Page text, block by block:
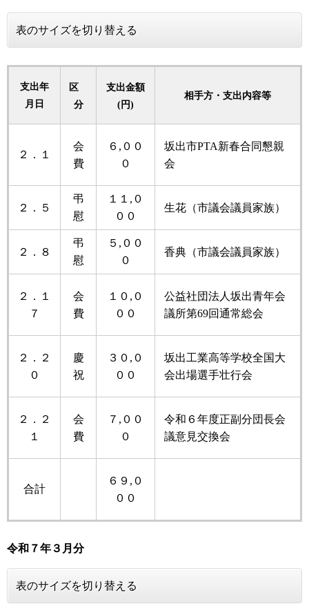
表のサイズを切り替える
支出年
月日
区
分
支出金額
(円)
相手方・支出内容等
２．１
会
費
６,００
０
坂出市PTA新春合同懇親
会
２．５
弔
慰
１１,０
００
生花（市議会議員家族）
２．８
弔
慰
５,００
０
香典（市議会議員家族）
２．１
７
会
費
１０,０
００
公益社団法人坂出青年会
議所第69回通常総会
２．２
０
慶
祝
３０,０
００
坂出工業高等学校全国大
会出場選手壮行会
２．２
１
会
費
７,００
０
令和６年度正副分団長会
議意見交換会
合計
６９,０
００
令和７年 ３月分
表のサイズを切り替える